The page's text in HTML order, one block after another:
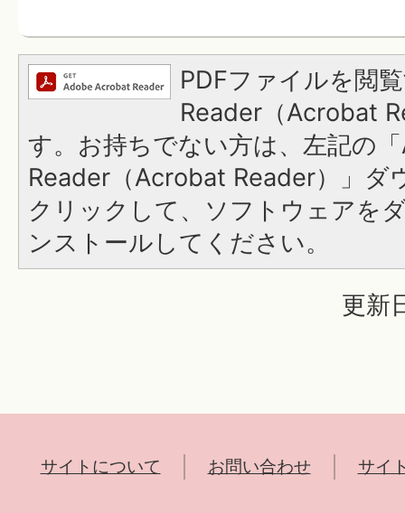
PDFファイルを閲
Reader（Acrobat
す。お持ちでない方は、左記の
Reader（Acrobat Reader）」ダ
クリックして、ソフトウェアを
ンストールしてください。
更新
サイトについて お問い合わせ サイ